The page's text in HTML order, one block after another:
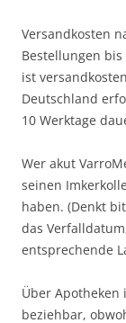
Versandkosten
Bestellungen
ist
Deutschland
10 Werktage
Wer akut
seinen
haben. (Denkt
das
entsprechende
Über Apotheken
beziehbar,